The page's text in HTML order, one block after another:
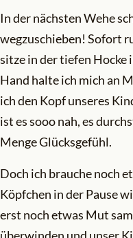
In der nächsten Wehe
wegzuschieben! Sofort
sitze in der tiefen Hocke
Hand halte ich mich an
ich den Kopf unseres
ist es sooo nah, es
Menge Glücksgefühl.
Doch ich brauche noch
Köpfchen in der Pause
erst noch etwas Mut